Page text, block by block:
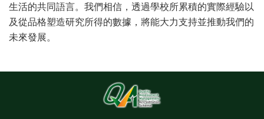
生活的共同語言。我們相信，透過學校所累積的實際經驗以
及從品格塑造研究所得的數據，將能大力支持並推動我們的
未來發展。